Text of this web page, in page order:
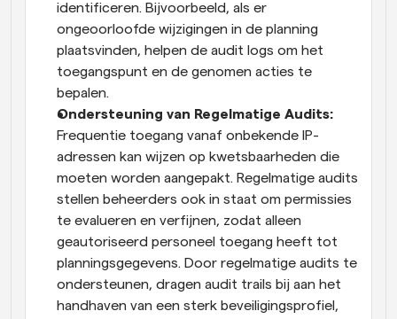
identificeren. Bijvoorbeeld, als er
ongeoorloofde wijzigingen in de planning
plaatsvinden, helpen de audit logs om het
toegangspunt en de genomen acties te
bepalen.
Frequentie toegang vanaf onbekende IP-
adressen kan wijzen op kwetsbaarheden die
moeten worden aangepakt. Regelmatige audits
stellen beheerders ook in staat om permissies
te evalueren en verfijnen, zodat alleen
geautoriseerd personeel toegang heeft tot
planningsgegevens. Door regelmatige audits te
ondersteunen, dragen audit trails bij aan het
handhaven van een sterk beveiligingsprofiel,